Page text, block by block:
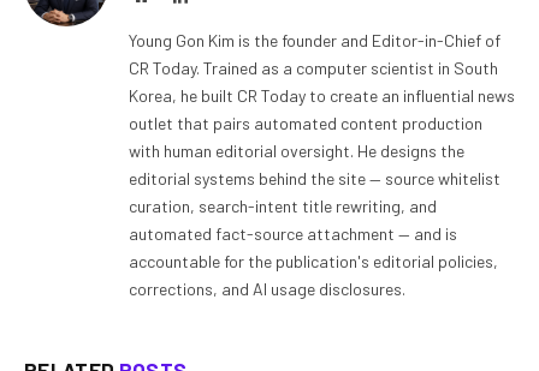
Young Gon Kim is the founder and Editor-in-Chief of
CR Today. Trained as a computer scientist in South
Korea, he built CR Today to create an influential news
outlet that pairs automated content production
with human editorial oversight. He designs the
editorial systems behind the site — source whitelist
curation, search-intent title rewriting, and
automated fact-source attachment — and is
accountable for the publication's editorial policies,
corrections, and AI usage disclosures.